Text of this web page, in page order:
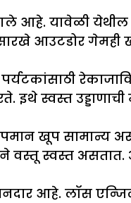
आहे. यावेळी
आउटडोर
पर्यटकांसाठी
स्वस्त उड्डाणाची
खूप
स्वस्त असतात.
आहे. लॉस